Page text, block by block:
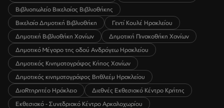
Βιβλιοπωλείο Βικελαίας Βιβλιοθήκης
Βικελαία Δημοτική Βιβλιοθήκη
Γεντί Κουλέ Ηρακλείου
Δημοτική Βιβλιοθήκη Χανίων
Δημοτική Πινακοθήκη Χανίων
Δημοτικό Μέγαρο της οδού Ανδρόγεω Ηρακλείου
Δημοτικός Κινηματογράφος Κήπος Χανίων
Δημοτικός κινηματογράφος Βηθλεέμ Ηρακλείου
ΔιαRτηρητέο Ηράκλειο
Διεθνές Εκθεσιακό Κέντρο Κρήτης
Εκθεσιακό - Συνεδριακό Κέντρο Αρκαλοχωρίου